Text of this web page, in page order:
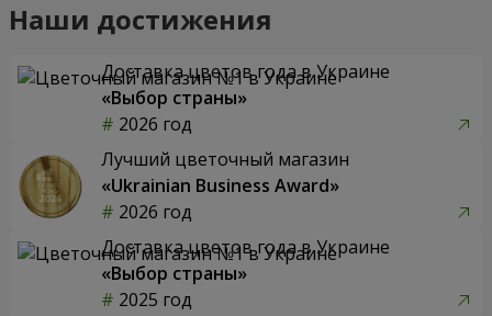
Наши достижения
Доставка цветов года в Украине
«Выбор страны»
2026 год
Лучший цветочный магазин
«Ukrainian Business Award»
2026 год
Доставка цветов года в Украине
«Выбор страны»
2025 год